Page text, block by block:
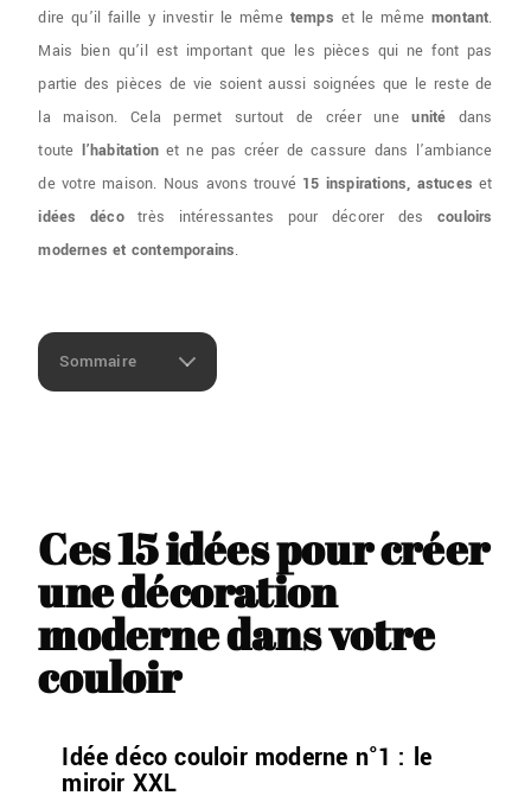
dire qu’il faille y investir le même temps et le même montant.
Mais bien qu’il est important que les pièces qui ne font pas
partie des pièces de vie soient aussi soignées que le reste de
la maison. Cela permet surtout de créer uneunité dans
toute l’habitationet ne pas créer de cassure dans l’ambiance
de votre maison. Nous avons trouvé 15 inspirations, astuceset
idées décotrès intéressantes pour décorer des couloirs
modernes et contemporains.
Sommaire
Ces 15 idées pour créer
une décoration
moderne dans votre
couloir
Idée déco couloir moderne n°1 : le
miroir XXL